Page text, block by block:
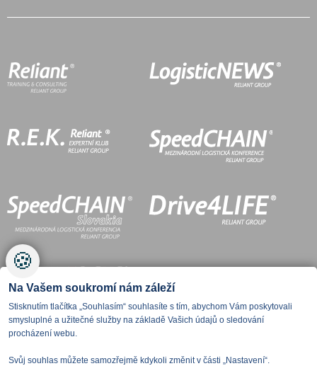
🍪
Na Vašem soukromí nám záleží
Stisknutím tlačítka „Souhlasím“ souhlasíte s tím, abychom Vám poskytovali
smysluplné a užitečné služby na základě Vašich údajů o sledování
procházení webu.
Svůj souhlas můžete samozřejmě kdykoli změnit v části „Nastavení“.